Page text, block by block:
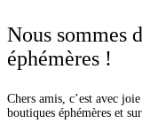
Nous sommes
éphémères !
Chers amis, c’est avec
boutiques éphémères et